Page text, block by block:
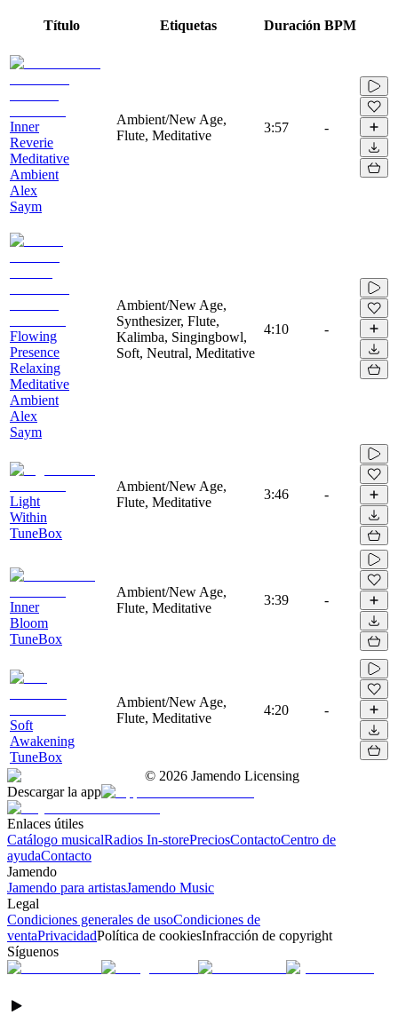
Título Etiquetas Duración BPM
Inner
Reverie
Meditative
Ambient
Alex
Saym
Ambient/New Age,
Flute, Meditative
3:57 -
Flowing
Presence
Relaxing
Meditative
Ambient
Alex
Saym
Ambient/New Age,
Synthesizer, Flute,
Kalimba, Singingbowl,
Soft, Neutral, Meditative
4:10 -
Light
Within
TuneBox
Ambient/New Age,
Flute, Meditative
3:46 -
Inner
Bloom
TuneBox
Ambient/New Age,
Flute, Meditative
3:39 -
Soft
Awakening
TuneBox
Ambient/New Age,
Flute, Meditative
4:20 -
© 2026 Jamendo Licensing
Descargar la app
Enlaces útiles
Catálogo musicalRadios In-storePreciosContactoCentro de
ayudaContacto
Jamendo
Jamendo para artistasJamendo Music
Legal
Condiciones generales de usoCondiciones de
ventaPrivacidadPolítica de cookiesInfracción de copyright
Síguenos